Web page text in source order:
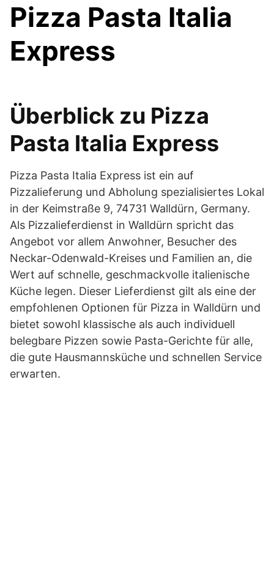
Pizza Pasta Italia
Express
Überblick zu Pizza
Pasta Italia Express
Pizza Pasta Italia Express ist ein auf
Pizzalieferung und Abholung spezialisiertes Lokal
in der Keimstraße 9, 74731 Walldürn, Germany.
Als Pizzalieferdienst in Walldürn spricht das
Angebot vor allem Anwohner, Besucher des
Neckar-Odenwald-Kreises und Familien an, die
Wert auf schnelle, geschmackvolle italienische
Küche legen. Dieser Lieferdienst gilt als eine der
empfohlenen Optionen für Pizza in Walldürn und
bietet sowohl klassische als auch individuell
belegbare Pizzen sowie Pasta-Gerichte für alle,
die gute Hausmannsküche und schnellen Service
erwarten.